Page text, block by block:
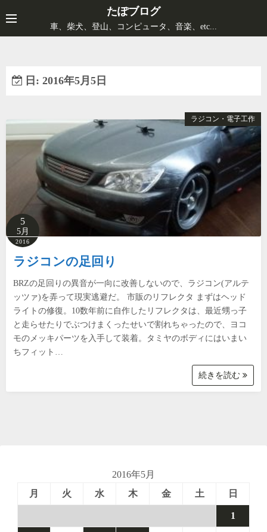
ン
テ
たぽブログ
車、柴犬、登山、コンピュータ、音楽、etc...
日: 2016年5月5日
ラジコン・電子工作
5
5月
2016
ラジコンの足回り
BRZの足回りの異音が一向に改善しないので、ラジコン(アルテ
ッツァ)を弄って現実逃避だ。 市販のリフレクタ まずはヘッド
ライトの修復。10数年前に自作したリフレクタは、最近甥っ子
と走らせたりでぶつけまくったせいで割れちゃったので、ヨコ
モのメッキパーツを入手して装着。タミヤのボディにはいまい
ちフィット…
続きを読む
2016年5月
月
火 水 木 金 土 日
1